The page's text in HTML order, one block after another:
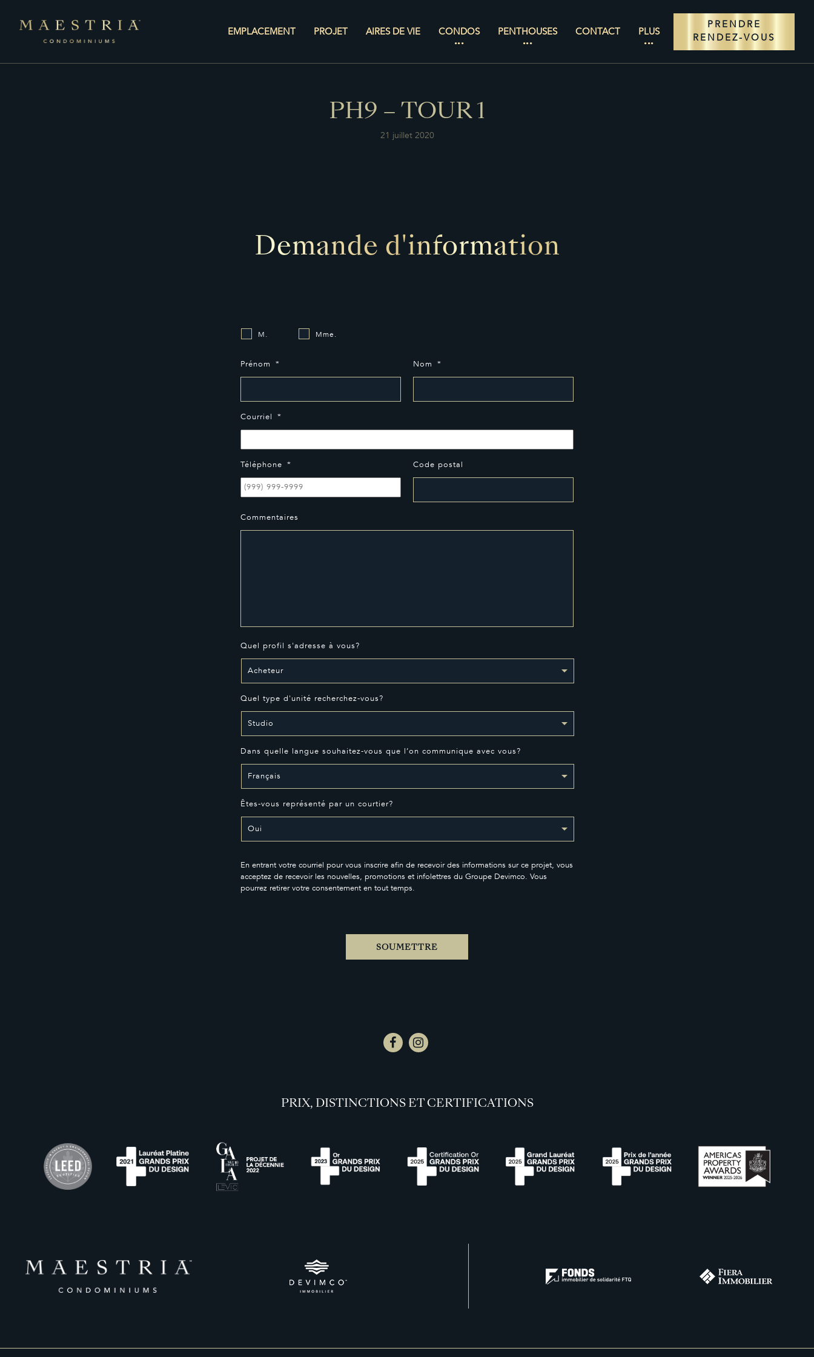
EMPLACEMENT PROJET AIRES DE VIE CONDOS PENTHOUSES CONTACT PLUS
PRENDRE
RENDEZ-VOUS
PH9 – TOUR 1
21 juillet 2020
Demande d'information
M. Mme.
Prénom * Nom *
Courriel *
Téléphone * Code postal
Commentaires
Quel profil s'adresse à vous?
Quel type d'unité recherchez-vous?
Dans quelle langue souhaitez-vous que l’on communique avec vous?
Êtes-vous représenté par un courtier?
En entrant votre courriel pour vous inscrire afin de recevoir des informations sur ce projet, vous
acceptez de recevoir les nouvelles, promotions et infolettres du Groupe Devimco. Vous
pourrez retirer votre consentement en tout temps.
SOUMETTRE
PRIX, DISTINCTIONS ET CERTIFICATIONS